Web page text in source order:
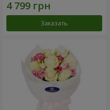
Заказать